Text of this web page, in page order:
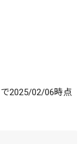
2025/02/06時点